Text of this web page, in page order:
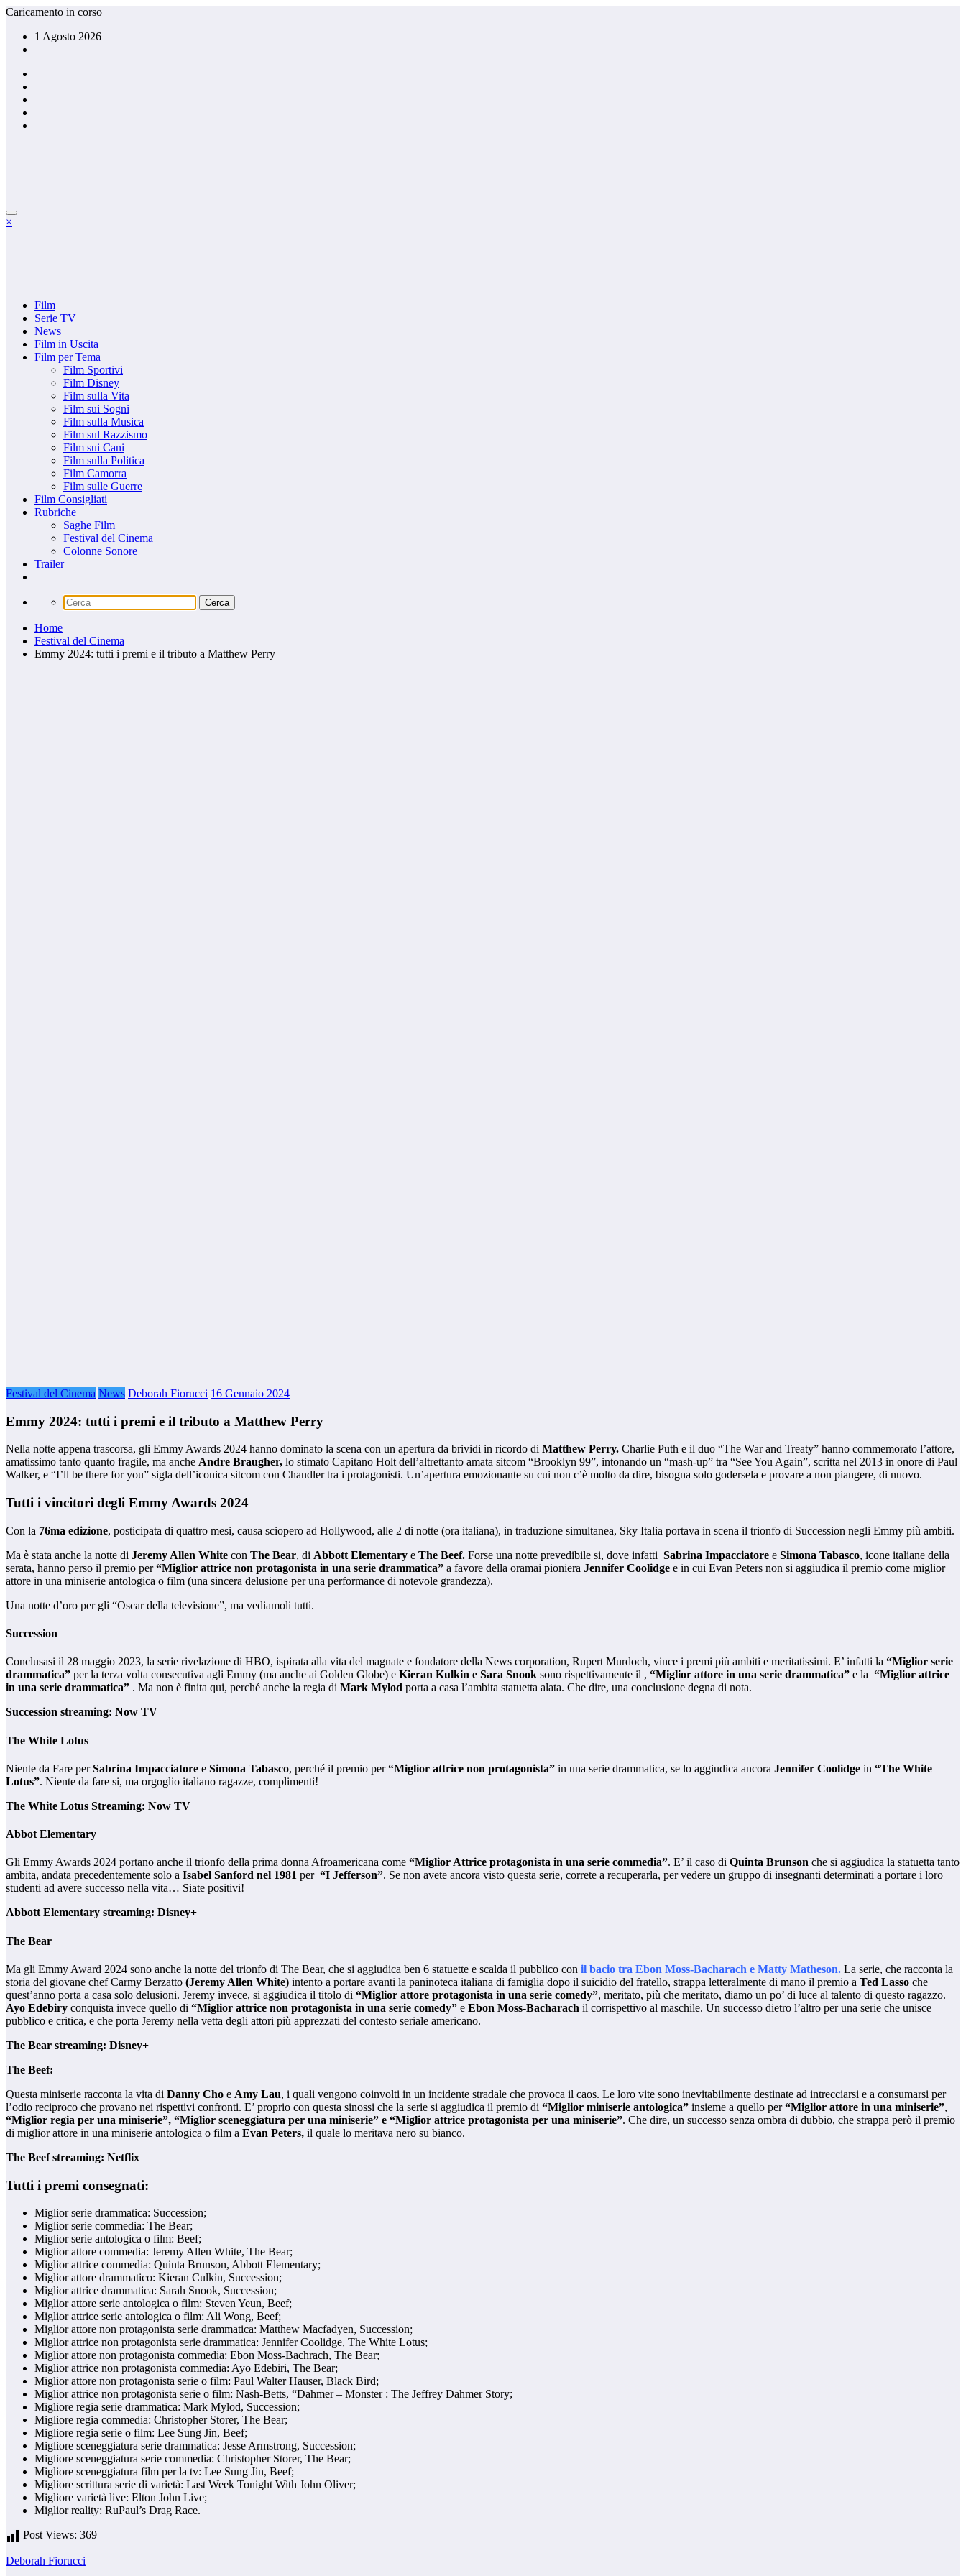
Vai
contenuto
Caricamento in corso
1 Agosto 2026
×
Film
Serie TV
News
Film in Uscita
Film per Tema
Film Sportivi
Film Disney
Film sulla Vita
Film sui Sogni
Film sulla Musica
Film sul Razzismo
Film sui Cani
Film sulla Politica
Film Camorra
Film sulle Guerre
Film Consigliati
Rubriche
Saghe Film
Festival del Cinema
Colonne Sonore
Trailer
Home
Festival del Cinema
Emmy 2024: tutti i premi e il tributo a Matthew Perry
Festival del Cinema News Deborah Fiorucci 16 Gennaio 2024
Emmy 2024: tutti i premi e il tributo a Matthew Perry
Nella notte appena trascorsa, gli Emmy Awards 2024 hanno dominato la scena con un apertura da brividi in ricordo di Matthew Perry. Charlie Puth e il duo “The War and Treaty” hanno commemorato l’attore,
amatissimo tanto quanto fragile, ma anche Andre Braugher, lo stimato Capitano Holt dell’altrettanto amata sitcom “Brooklyn 99”, intonando un “mash-up” tra “See You Again”, scritta nel 2013 in onore di Paul
Walker, e “I’ll be there for you” sigla dell’iconica sitcom con Chandler tra i protagonisti. Un’apertura emozionante su cui non c’è molto da dire, bisogna solo godersela e provare a non piangere, di nuovo.
Tutti i vincitori degli Emmy Awards 2024
Con la 76ma edizione, posticipata di quattro mesi, causa sciopero ad Hollywood, alle 2 di notte (ora italiana), in traduzione simultanea, Sky Italia portava in scena il trionfo di Succession negli Emmy più ambiti.
Ma è stata anche la notte di Jeremy Allen White con The Bear, di Abbott Elementary e The Beef. Forse una notte prevedibile si, dove infatti Sabrina Impacciatore e Simona Tabasco, icone italiane della
serata, hanno perso il premio per“Miglior attrice non protagonista in una serie drammatica” a favore della oramai pioniera Jennifer Coolidge e in cui Evan Peters non si aggiudica il premio come miglior
attore in una miniserie antologica o film (una sincera delusione per una performance di notevole grandezza).
Una notte d’oro per gli “Oscar della televisione”, ma vediamoli tutti.
Succession
Conclusasi il 28 maggio 2023, la serie rivelazione di HBO, ispirata alla vita del magnate e fondatore della News corporation, Rupert Murdoch, vince i premi più ambiti e meritatissimi. E’ infatti la “Miglior serie
drammatica” per la terza volta consecutiva agli Emmy (ma anche ai Golden Globe) e Kieran Kulkin e Sara Snook sono rispettivamente il , “Miglior attore in una serie drammatica” e la “Miglior attrice
in una serie drammatica” . Ma non è finita qui, perché anche la regia di Mark Mylod porta a casa l’ambita statuetta alata. Che dire, una conclusione degna di nota.
Succession streaming: Now TV
The White Lotus
Niente da Fare perSabrina Impacciatore e Simona Tabasco, perché il premio per“Miglior attrice non protagonista” in una serie drammatica, se lo aggiudica ancora Jennifer Coolidge in “The White
Lotus”. Niente da fare si, ma orgoglio italiano ragazze, complimenti!
The White Lotus Streaming: Now TV
Abbot Elementary
Gli Emmy Awards 2024 portano anche il trionfo della prima donna Afroamericana come “Miglior Attrice protagonista in una serie commedia”. E’ il caso di Quinta Brunson che si aggiudica la statuetta tanto
ambita, andata precedentemente solo a Isabel Sanford nel 1981 per “I Jefferson”. Se non avete ancora visto questa serie, correte a recuperarla, per vedere un gruppo di insegnanti determinati a portare i loro
studenti ad avere successo nella vita… Siate positivi!
Abbott Elementary streaming: Disney+
The Bear
Ma gli Emmy Award 2024 sono anche la notte del trionfo di The Bear, che si aggiudica ben 6 statuette e scalda il pubblico con il bacio tra Ebon Moss-Bacharach e Matty Matheson. La serie, che racconta la
storia del giovane chef Carmy Berzatto (Jeremy Allen White) intento a portare avanti la paninoteca italiana di famiglia dopo il suicidio del fratello, strappa letteralmente di mano il premio a Ted Lasso che
quest’anno porta a casa solo delusioni. Jeremy invece, si aggiudica il titolo di “Miglior attore protagonista in una serie comedy”, meritato, più che meritato, diamo un po’ di luce al talento di questo ragazzo.
Ayo Edebiry conquista invece quello di “Miglior attrice non protagonista in una serie comedy” e Ebon Moss-Bacharach il corrispettivo al maschile. Un successo dietro l’altro per una serie che unisce
pubblico e critica, e che porta Jeremy nella vetta degli attori più apprezzati del contesto seriale americano.
The Bear streaming: Disney+
The Beef:
Questa miniserie racconta la vita di Danny Cho e Amy Lau, i quali vengono coinvolti in un incidente stradale che provoca il caos. Le loro vite sono inevitabilmente destinate ad intrecciarsi e a consumarsi per
l’odio reciproco che provano nei rispettivi confronti. E’ proprio con questa sinossi che la serie si aggiudica il premio di “Miglior miniserie antologica” insieme a quello per“Miglior attore in una miniserie”,
“Miglior regia per una miniserie”, “Miglior sceneggiatura per una miniserie” e “Miglior attrice protagonista per una miniserie”. Che dire, un successo senza ombra di dubbio, che strappa però il premio
di miglior attore in una miniserie antologica o film a Evan Peters, il quale lo meritava nero su bianco.
The Beef streaming: Netflix
Tutti i premi consegnati:
Miglior serie drammatica: Succession;
Miglior serie commedia: The Bear;
Miglior serie antologica o film: Beef;
Miglior attore commedia: Jeremy Allen White, The Bear;
Miglior attrice commedia: Quinta Brunson, Abbott Elementary;
Miglior attore drammatico: Kieran Culkin, Succession;
Miglior attrice drammatica: Sarah Snook, Succession;
Miglior attore serie antologica o film: Steven Yeun, Beef;
Miglior attrice serie antologica o film: Ali Wong, Beef;
Miglior attore non protagonista serie drammatica: Matthew Macfadyen, Succession;
Miglior attrice non protagonista serie drammatica: Jennifer Coolidge, The White Lotus;
Miglior attore non protagonista commedia: Ebon Moss-Bachrach, The Bear;
Miglior attrice non protagonista commedia: Ayo Edebiri, The Bear;
Miglior attore non protagonista serie o film: Paul Walter Hauser, Black Bird;
Miglior attrice non protagonista serie o film: Nash-Betts, “Dahmer – Monster : The Jeffrey Dahmer Story;
Migliore regia serie drammatica: Mark Mylod, Succession;
Migliore regia commedia: Christopher Storer, The Bear;
Migliore regia serie o film: Lee Sung Jin, Beef;
Migliore sceneggiatura serie drammatica: Jesse Armstrong, Succession;
Migliore sceneggiatura serie commedia: Christopher Storer, The Bear;
Migliore sceneggiatura film per la tv: Lee Sung Jin, Beef;
Migliore scrittura serie di varietà: Last Week Tonight With John Oliver;
Migliore varietà live: Elton John Live;
Miglior reality: RuPaul’s Drag Race.
Post Views: 369
Deborah Fiorucci